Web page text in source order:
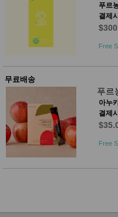
푸르
결제
Free
무료배송
푸르
아누
결제
Free